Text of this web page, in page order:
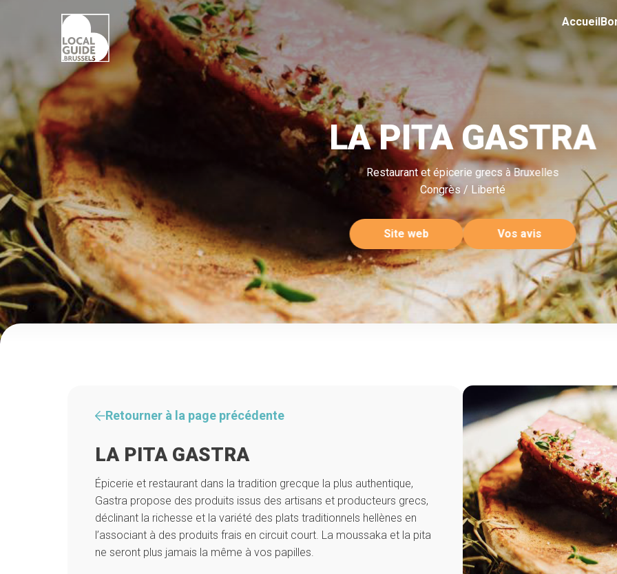
Accueil
LA PITA GASTRA
Restaurant et épicerie grecs à Bruxelles
Congrès / Liberté
Site web Vos avis
Retourner à la page précédente
LA PITA GASTRA
Épicerie et restaurant dans la tradition grecque la plus authentique,
Gastra propose des produits issus des artisans et producteurs grecs,
déclinant la richesse et la variété des plats traditionnels hellènes en
l’associant à des produits frais en circuit court. La moussaka et la pita
ne seront plus jamais la même à vos papilles.